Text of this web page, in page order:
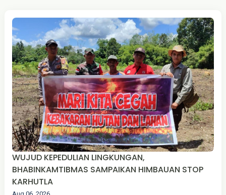
WUJUD KEPEDULIAN LINGKUNGAN,
BHABINKAMTIBMAS SAMPAIKAN HIMBAUAN STOP
KARHUTLA